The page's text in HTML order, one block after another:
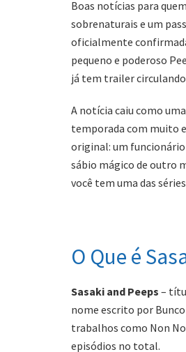
Boas notícias para
sobrenaturais e um
oficialmente
pequeno e poderoso
já tem trailer
A notícia caiu como
temporada com muito
original: um funcionário
sábio mágico de outro
você tem uma das
O Que é
Sasaki and Peeps –
nome escrito por
trabalhos como Non
episódios no total.